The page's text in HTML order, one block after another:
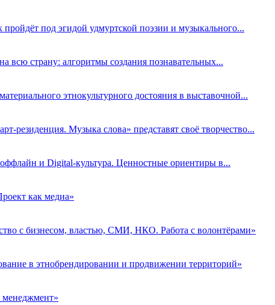
под эгидой удмуртской поэзии и музыкального...
всю страну: алгоритмы создания познавательных...
этнокультурного достояния в выставочной...
резиденция. Музыка слова» представят своё творчество...
и Digital-культура. Ценностные ориентиры в...
как медиа»
с бизнесом, властью, СМИ, НКО. Работа с волонтёрами»
в этнобрендировании и продвижении территорий»